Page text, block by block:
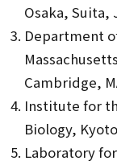
Osaka, Suita,
Department
Cambridge,
Institute for
Biology,
Laboratory